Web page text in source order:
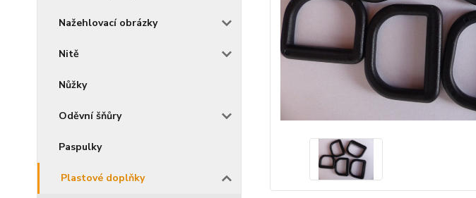
Nažehlovací obrázky
Nitě
Nůžky
Oděvní šňůry
Paspulky
Plastové doplňky